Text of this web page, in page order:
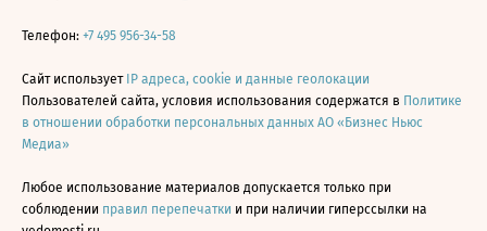
Телефон: +7 495 956-34-58
Сайт использует IP адреса, cookie и данные геолокации
Пользователей сайта, условия использования содержатся в Политике
в отношении обработки персональных данных АО «Бизнес Ньюс
Медиа»
Любое использование материалов допускается только при
соблюдении правил перепечатки и при наличии гиперссылки на